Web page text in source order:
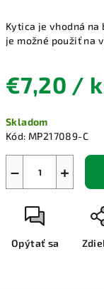
Kytica je vhodná
je možné použiť na
€7,20 /
cena:
Skladom
Kód: MP217089-C
+
−
Opýtať sa